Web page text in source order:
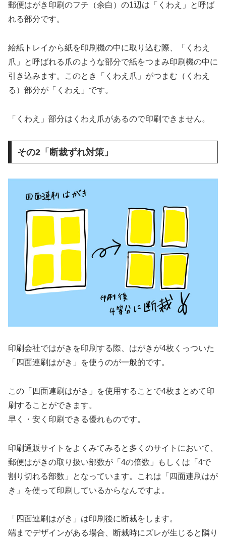
郵便はがき印刷のフチ（余白）の1辺は「くわえ」と呼ば
れる部分です。
給紙トレイから紙を印刷機の中に取り込む際、「くわえ
爪」と呼ばれる爪のような部分で紙をつまみ印刷機の中に
引き込みます。このとき「くわえ爪」がつまむ（くわえ
る）部分が「くわえ」です。
「くわえ」部分はくわえ爪があるので印刷できません。
その2「断裁ずれ対策」
印刷会社ではがきを印刷する際、はがきが4枚くっついた
「四面連刷はがき」を使うのが一般的です。
この「四面連刷はがき」を使用することで4枚まとめて印
刷することができます。
早く・安く印刷できる優れものです。
印刷通販サイトをよくみてみると多くのサイトにおいて、
郵便はがきの取り扱い部数が「4の倍数」もしくは「4で
割り切れる部数」となっています。これは「四面連刷はが
き」を使って印刷しているからなんですよ。
「四面連刷はがき」は印刷後に断裁をします。
端までデザインがある場合、断裁時にズレが生じると隣り